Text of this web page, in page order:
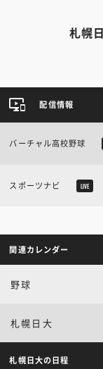
札幌
配信情報
バーチャル高校野球
スポーツナビ LIVE
関連カレンダー
野球
札幌日大
札幌日大の日程